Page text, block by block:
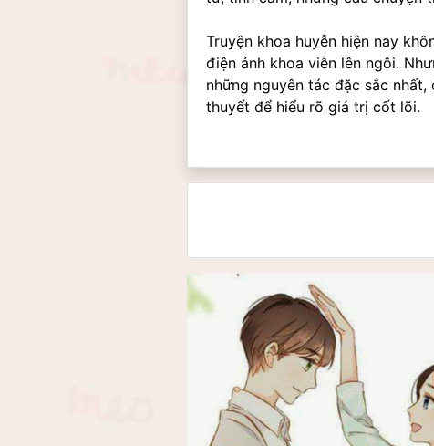
Truyện khoa huyễn hiện nay
điện ảnh khoa viễn lên ngôi.
những nguyên tác đặc sắc
thuyết để hiểu rõ giá trị cốt lõi.